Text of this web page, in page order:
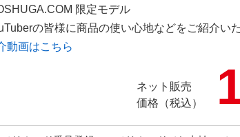
限定モデル
の皆様に商品の使い心地などをご紹介い
動画はこちら
ネット販売
価格（税込）